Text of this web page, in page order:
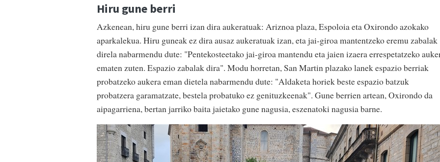
Hiru gune berri
Azkenean, hiru gune berri izan dira aukeratuak: Ariznoa plaza, Espoloia eta Oxirondo azokako
aparkalekua. Hiru guneak ez dira ausaz aukeratuak izan, eta jai-giroa mantentzeko eremu zabalak
direla nabarmendu dute: "Pentekosteetako jai-giroa mantendu eta jaien izaera errespetatzeko
ematen zuten. Espazio zabalak dira". Modu horretan, San Martin plazako lanek espazio berriak
probatzeko aukera eman dietela nabarmendu dute: "Aldaketa horiek beste espazio batzuk
probatzera garamatzate, bestela probatuko ez genituzkeenak". Gune berrien artean, Oxirondo da
aipagarriena, bertan jarriko baita jaietako gune nagusia, eszenatoki nagusia barne.